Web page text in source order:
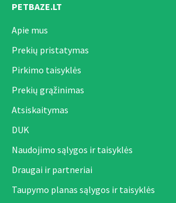
PETBAZE.LT
Apie mus
Prekių pristatymas
Pirkimo taisyklės
Prekių grąžinimas
Atsiskaitymas
DUK
Naudojimo sąlygos ir taisyklės
Draugai ir partneriai
Taupymo planas sąlygos ir taisyklės